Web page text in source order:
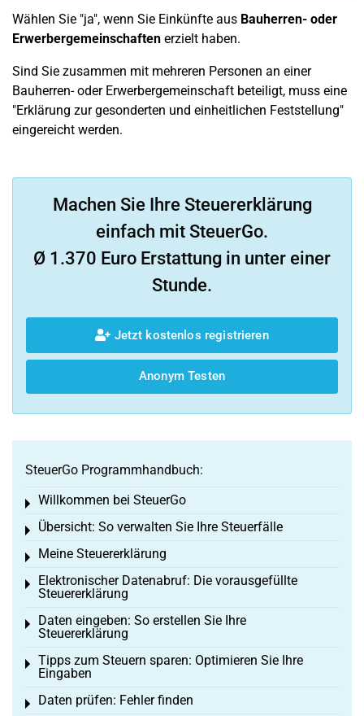
Wählen Sie "ja", wenn Sie Einkünfte aus Bauherren- oder
Erwerbergemeinschaften erzielt haben.
Sind Sie zusammen mit mehreren Personen an einer
Bauherren- oder Erwerbergemeinschaft beteiligt, muss eine
"Erklärung zur gesonderten und einheitlichen Feststellung"
eingereicht werden.
Machen Sie Ihre Steuererklärung
einfach mit SteuerGo.
Ø 1.370 Euro Erstattung in unter einer
Stunde.
Jetzt kostenlos registrieren
Anonym Testen
SteuerGo Programmhandbuch:
Willkommen bei SteuerGo
Toggle menu
Übersicht: So verwalten Sie Ihre Steuerfälle
Toggle menu
Meine Steuererklärung
Toggle menu
Elektronischer Datenabruf: Die vorausgefüllte
Steuererklärung
Toggle menu
Daten eingeben: So erstellen Sie Ihre
Steuererklärung
Toggle menu
Tipps zum Steuern sparen: Optimieren Sie Ihre
Eingaben
Toggle menu
Daten prüfen: Fehler finden
Toggle menu